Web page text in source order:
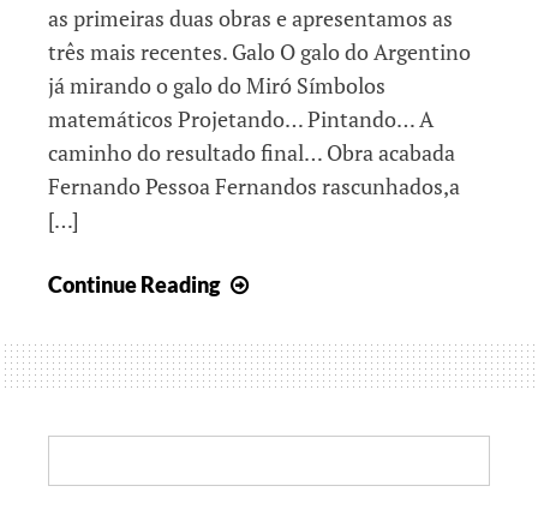
as primeiras duas obras e apresentamos as
três mais recentes. Galo O galo do Argentino
já mirando o galo do Miró Símbolos
matemáticos Projetando… Pintando… A
caminho do resultado final… Obra acabada
Fernando Pessoa Fernandos rascunhados,a
[…]
Continue Reading
de
desenho
pintura